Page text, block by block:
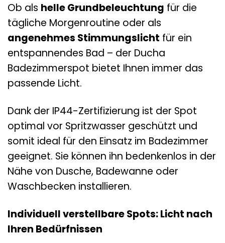
Ob als helle Grundbeleuchtung für die
tägliche Morgenroutine oder als
angenehmes Stimmungslicht für ein
entspannendes Bad – der Ducha
Badezimmerspot bietet Ihnen immer das
passende Licht.
Dank der IP44-Zertifizierung ist der Spot
optimal vor Spritzwasser geschützt und
somit ideal für den Einsatz im Badezimmer
geeignet. Sie können ihn bedenkenlos in der
Nähe von Dusche, Badewanne oder
Waschbecken installieren.
Individuell verstellbare Spots: Licht nach
Ihren Bedürfnissen